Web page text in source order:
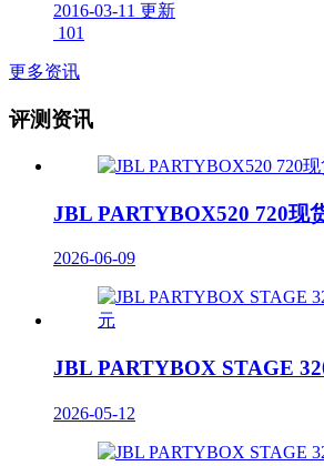
2016-03-11 更新
101
更多资讯
评测资讯
JBL PARTYBOX520 720现
2026-06-09
JBL PARTYBOX STAGE
2026-05-12